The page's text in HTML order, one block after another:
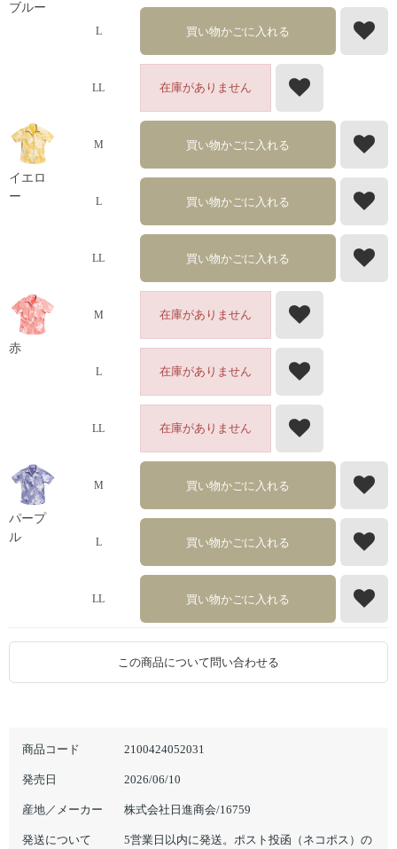
商品コード 2100424052031
発売日 2026/06/10
産地／メーカー 株式会社日進商会/16759
発送について
5営業日以内に発送。ポスト投函（ネコポス）の
ブルー
L 買い物かごに入れる
LL 在庫がありません
イエロ
ー
M 買い物かごに入れる
L 買い物かごに入れる
LL 買い物かごに入れる
赤
M 在庫がありません
L 在庫がありません
LL 在庫がありません
パープ
ル
M 買い物かごに入れる
L 買い物かごに入れる
LL 買い物かごに入れる
この商品について問い合わせる